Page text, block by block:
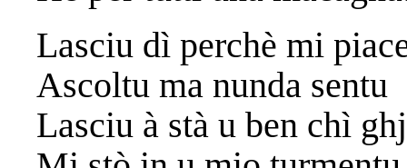
Lasciu dì perchè mi
Ascoltu ma nunda sentu
Lasciu à stà u ben chì